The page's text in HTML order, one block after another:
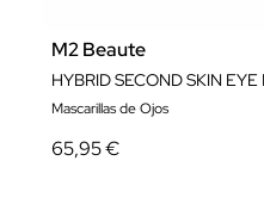
M2 Beaute
HYBRID SECOND SKIN
Mascarillas de Ojos
65,95 €